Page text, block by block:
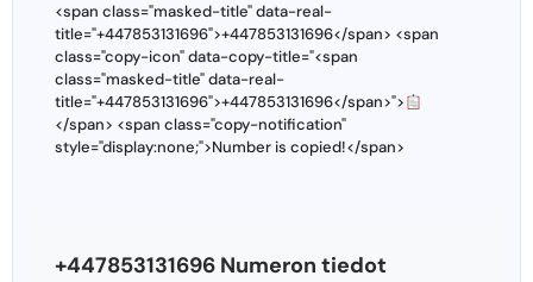
<span class="masked-title" data-real-
title="+447853131696">+447853131696</span> <span
class="copy-icon" data-copy-title="<span
class="masked-title" data-real-
title="+447853131696">+447853131696</span>">
</span> <span class="copy-notification"
style="display:none;">Number is copied!</span>
+447853131696 Numeron tiedot